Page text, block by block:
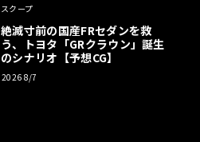
スクープ
絶滅寸前の国産FRセダンを救
う、トヨタ「GRクラウン」誕生
のシナリオ【予想CG】
2026 8/7